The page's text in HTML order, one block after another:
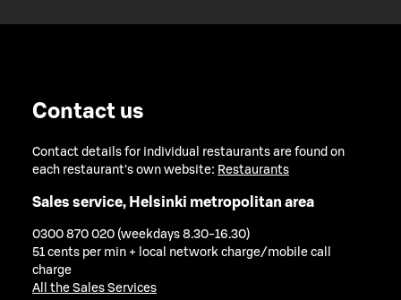
Contact us
Contact details for individual restaurants are found on
each restaurant's own website: Restaurants
Sales service, Helsinki metropolitan area
0300 870 020 (weekdays 8.30-16.30)
51 cents per min + local network charge/mobile call
charge
All the Sales Services